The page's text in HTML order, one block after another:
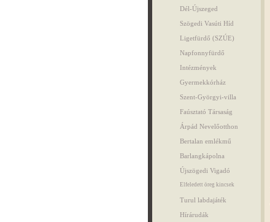
Dél-Újszeged
Szögedi Vasúti Híd
Ligetfürdő (SZÚE)
Napfonnyfürdő
Intézmények
Gyermekkórház
Szent-Györgyi-villa
Faúsztató Társaság
Árpád Nevelőotthon
Bertalan emlékmű
Barlangkápolna
Újszögedi Vigadó
Elfeledett öreg kincsek
Turul labdajáték
Hírárudák